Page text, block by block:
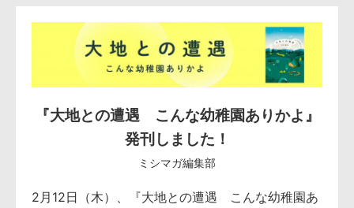
『大地との遭遇 こんな幼稚園ありかよ』
発刊しました！
ミシマガ編集部
2月12日（木）、『大地との遭遇 こんな幼稚園あ